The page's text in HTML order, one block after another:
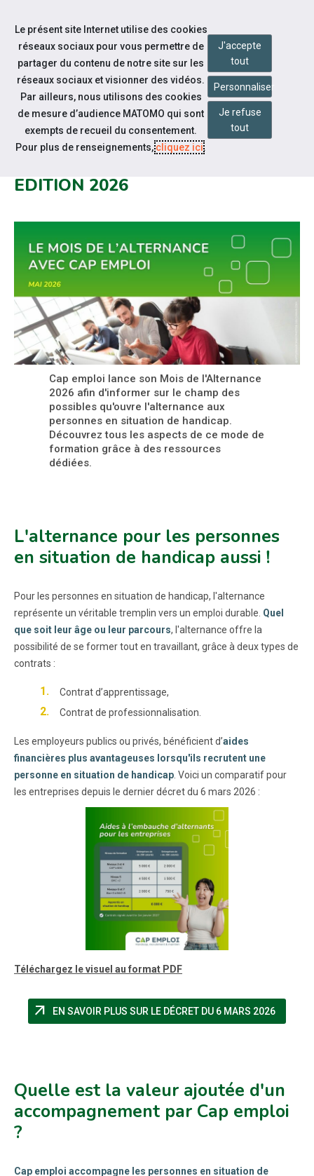
Aller au contenu
Notre actualité
TOUT SAVOIR GRÂCE AU MOIS DE
EDITION 2026
Cap emploi lance son Mois de l'Alternance
2026 afin d'informer sur le champ des
possibles qu'ouvre l'alternance aux
personnes en situation de handicap.
Découvrez tous les aspects de ce mode de
formation grâce à des ressources
dédiées.
L'alternance pour les personnes
en situation de handicap aussi !
Pour les personnes en situation de handicap, l'alternance
représente un véritable tremplin vers un emploi durable. Quel
que soit leur âge ou leur parcours, l'alternance offre la
possibilité de se former tout en travaillant, grâce à deux types de
contrats :
Contrat d’apprentissage,
Contrat de professionnalisation.
Les employeurs publics ou privés, bénéficient d’aides
financières plus avantageuses lorsqu'ils recrutent une
personne en situation de handicap . Voici un comparatif pour
les entreprises depuis le dernier décret du 6 mars 2026 :
Téléchargez le visuel au format PDF
arrow_outward EN SAVOIR PLUS SUR LE DÉCRET DU 6 MARS 2026
Quelle est la valeur ajoutée d'un
accompagnement par Cap emploi
?
Cap emploi accompagne les personnes en situation de
Le présent site Internet utilise des cookies
réseaux sociaux pour vous permettre de
partager du contenu de notre site sur les
réseaux sociaux et visionner des vidéos.
Par ailleurs, nous utilisons des cookies
de mesure d’audience MATOMO qui sont
exempts de recueil du consentement.
Pour plus de renseignements,cliquez ici.
J'accepte
tout
Personnaliser
Je refuse
tout